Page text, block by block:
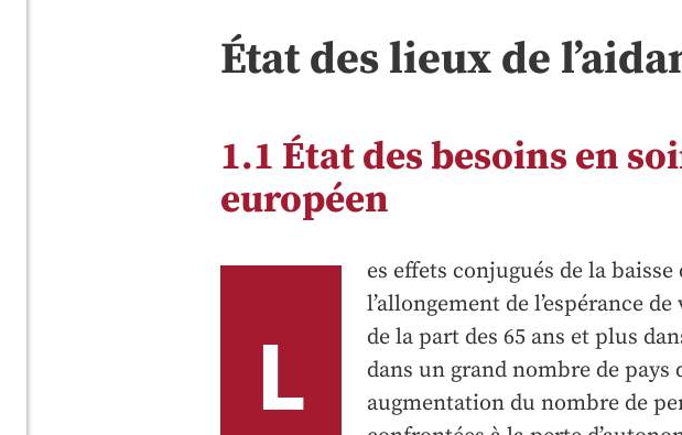
État des lieux de
1.1 État des besoins en
européen
L
es effets conjugués de la
l’allongement de l’espérance
de la part des 65 ans et plus
dans un grand nombre de pays
augmentation du nombre de